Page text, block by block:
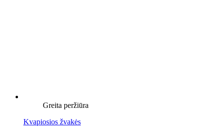
Greita peržiūra
Kvapiosios žvakės